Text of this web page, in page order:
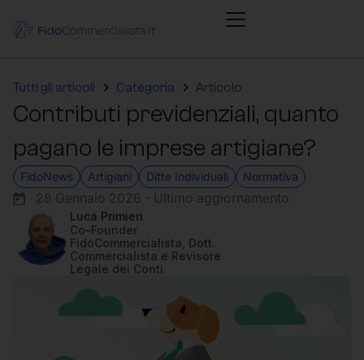
Tutti gli articoli Categoria Articolo
Contributi previdenziali, quanto
pagano le imprese artigiane?
FidoNews Artigiani Ditte Individuali Normativa
28 Gennaio 2026 - Ultimo aggiornamento
Luca Primieri
Co–Founder
FidoCommercialista, Dott.
Commercialista e Revisore
Legale dei Conti